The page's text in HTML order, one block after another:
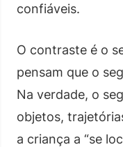
confiáveis.
O contraste é o
pensam que o
Na verdade, o
objetos,
a criança a “se